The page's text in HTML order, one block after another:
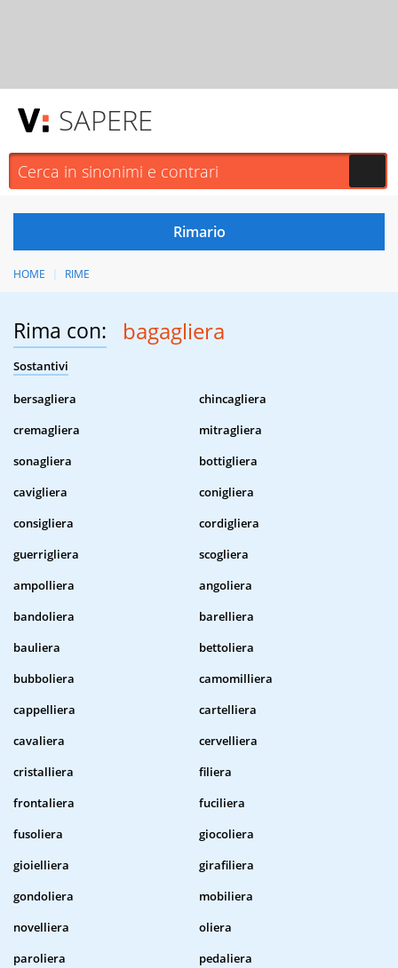
SAPERE
HOME RIME
Rima con: bagagliera
Sostantivi
bersagliera
chincagliera
cremagliera
mitragliera
sonagliera
bottigliera
cavigliera
conigliera
consigliera
cordigliera
guerrigliera
scogliera
ampolliera
angoliera
bandoliera
barelliera
bauliera
bettoliera
bubboliera
camomilliera
cappelliera
cartelliera
cavaliera
cervelliera
cristalliera
filiera
frontaliera
fuciliera
fusoliera
giocoliera
gioielliera
girafiliera
gondoliera
mobiliera
novelliera
oliera
paroliera
pedaliera